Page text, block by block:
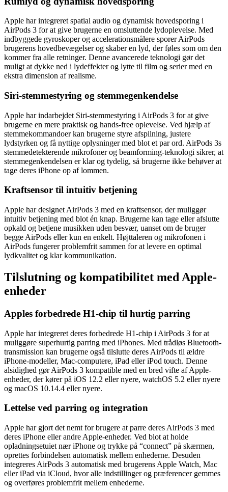
Apple har integreret spatial audio og dynamisk hovedsporing i
AirPods 3 for at give brugerne en omsluttende lydoplevelse. Med
indbyggede gyroskoper og accelerationsmålere sporer AirPods
brugerens hovedbevægelser og skaber en lyd, der føles som om den
kommer fra alle retninger. Denne avancerede teknologi gør det
muligt at dykke ned i lydeffekter og lytte til film og serier med en
ekstra dimension af realisme.
Siri-stemmestyring og stemmegenkendelse
Apple har indarbejdet Siri-stemmestyring i AirPods 3 for at give
brugerne en mere praktisk og hands-free oplevelse. Ved hjælp af
stemmekommandoer kan brugerne styre afspilning, justere
lydstyrken og få nyttige oplysninger med blot et par ord. AirPods 3s
stemmedetekterende mikrofoner og beamforming-teknologi sikrer, at
stemmegenkendelsen er klar og tydelig, så brugerne ikke behøver at
tage deres iPhone op af lommen.
Kraftsensor til intuitiv betjening
Apple har designet AirPods 3 med en kraftsensor, der muliggør
intuitiv betjening med blot én knap. Brugerne kan tage eller afslutte
opkald og betjene musikken uden besvær, uanset om de bruger
begge AirPods eller kun en enkelt. Højttaleren og mikrofonen i
AirPods fungerer problemfrit sammen for at levere en optimal
lydkvalitet og klar kommunikation.
Tilslutning og kompatibilitet med Apple-
enheder
Apples forbedrede H1-chip til hurtig parring
Apple har integreret deres forbedrede H1-chip i AirPods 3 for at
muliggøre superhurtig parring med iPhones. Med trådløs Bluetooth-
transmission kan brugerne også tilslutte deres AirPods til ældre
iPhone-modeller, Mac-computere, iPad eller iPod touch. Denne
alsidighed gør AirPods 3 kompatible med en bred vifte af Apple-
enheder, der kører på iOS 12.2 eller nyere, watchOS 5.2 eller nyere
og macOS 10.14.4 eller nyere.
Lettelse ved parring og integration
Apple har gjort det nemt for brugere at parre deres AirPods 3 med
deres iPhone eller andre Apple-enheder. Ved blot at holde
opladningsetuiet nær iPhone og trykke på “connect” på skærmen,
oprettes forbindelsen automatisk mellem enhederne. Desuden
integreres AirPods 3 automatisk med brugerens Apple Watch, Mac
eller iPad via iCloud, hvor alle indstillinger og præferencer gemmes
og overføres problemfrit mellem enhederne.